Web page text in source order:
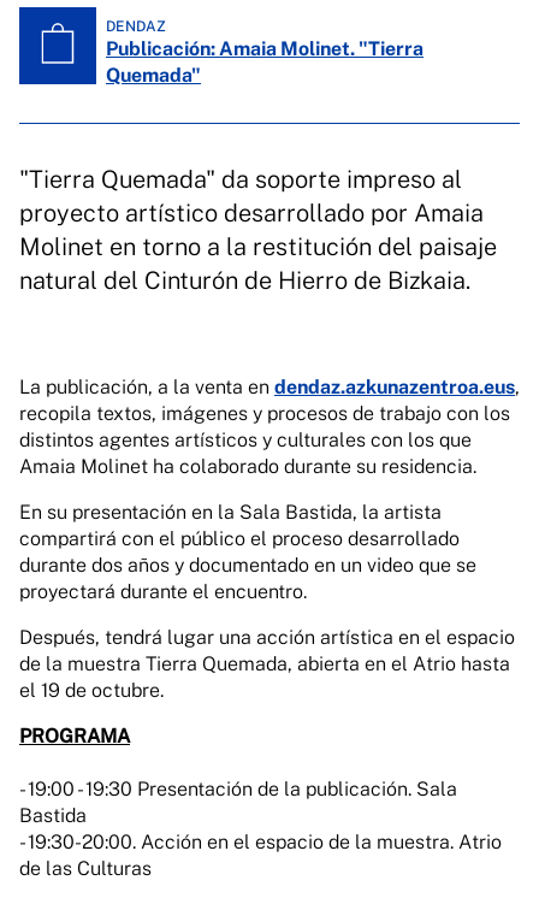
DENDAZ
Publicación: Amaia Molinet. "Tierra
Quemada"
"Tierra Quemada" da soporte impreso al
proyecto artístico desarrollado por Amaia
Molinet en torno a la restitución del paisaje
natural del Cinturón de Hierro de Bizkaia.
La publicación, a la venta en dendaz.azkunazentroa.eus,
recopila textos, imágenes y procesos de trabajo con los
distintos agentes artísticos y culturales con los que
Amaia Molinet ha colaborado durante su residencia.
En su presentación en la Sala Bastida, la artista
compartirá con el público el proceso desarrollado
durante dos años y documentado en un video que se
proyectará durante el encuentro.
Después, tendrá lugar una acción artística en el espacio
de la muestra Tierra Quemada, abierta en el Atrio hasta
el 19 de octubre.
PROGRAMA
- 19:00 - 19:30 Presentación de la publicación. Sala
Bastida
- 19:30-20:00. Acción en el espacio de la muestra. Atrio
de las Culturas